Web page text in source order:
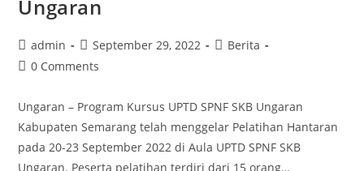
dan
Liburan
Ungaran
Post
author:
admin
Post
published:
September 29, 2022
PostBerita
Post0 Comments
Ungaran – Program Kursus UPTD SPNF SKB Ungaran
Kabupaten Semarang telah menggelar Pelatihan Hantaran
pada 20-23 September 2022 di Aula UPTD SPNF SKB
Ungaran. Peserta pelatihan terdiri dari 15 orang…